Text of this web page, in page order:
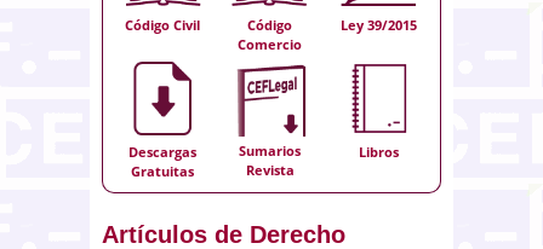
Código Civil
Código
Comercio
Ley 39/2015
Descargas
Gratuitas
Sumarios
Revista
Libros
Artículos de Derecho